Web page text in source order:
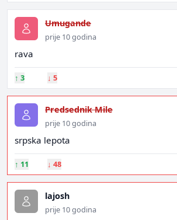
Umugande
prije 10 godina
rava
↑ 3 ↓ 5
Predsednik Mile
prije 10 godina
srpska lepota
↑ 11 ↓ 48
lajosh
prije 10 godina